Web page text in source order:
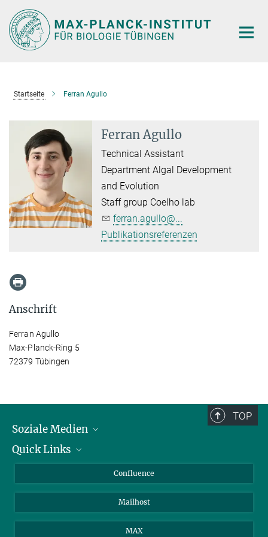
Hauptinhalt
Startseite Ferran Agullo
Ferran Agullo
Technical Assistant
Department Algal Development
and Evolution
Staff group Coelho lab
ferran.agullo@...
Publikationsreferenzen
Anschrift
Ferran Agullo
Max-Planck-Ring 5
72379 Tübingen
TOP
Soziale Medien
LinkedIn
Quick Links
Für Journalisten und Journalistinnen
Ihr Weg zu uns
Confluence
Mailhost
MAX